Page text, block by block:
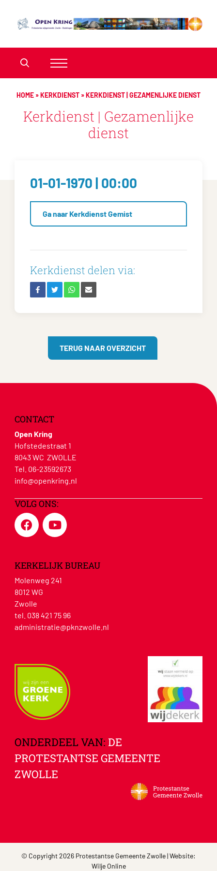
HOME »KERKDIENST »KERKDIENST | GEZAMENLIJKE DIENST
Kerkdienst | Gezamenlijke
dienst
01-01-1970 | 00:00
Ga naar Kerkdienst Gemist
Kerkdienst delen via:
TERUG NAAR OVERZICHT
CONTACT
Open Kring
Hofstedestraat 1
8043 WC ZWOLLE
Tel. 06-23592673
info@openkring.nl
VOLG ONS:
KERKELIJK BUREAU
Molenweg 241
8012 WG
Zwolle
tel. 038 421 75 96
administratie@pknzwolle.nl
ONDERDEEL VAN: DE
PROTESTANTSE GEMEENTE
ZWOLLE
© Copyright 2026 Protestantse Gemeente Zwolle | Website:
Wilje Online